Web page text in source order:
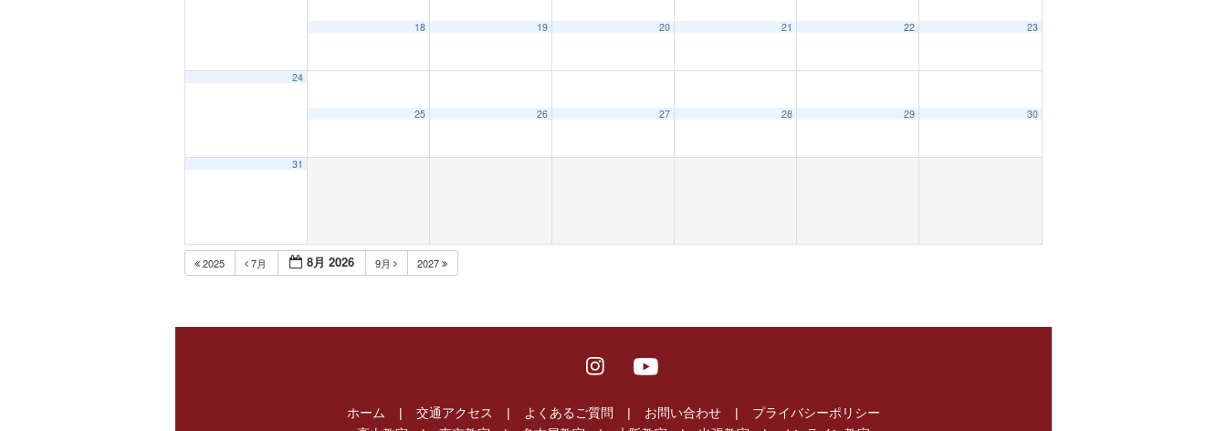
18 19 20 21 22 23
24
25 26 27 28 29 30
31
2025 7月 8月 2026 9月 2027
ホーム 交通アクセス よくあるご質問 お問い合わせ
プライバシーポリシー